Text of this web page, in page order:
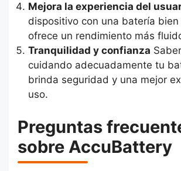
Mejora la experiencia del
dispositivo con una batería
ofrece un rendimiento más
Tranquilidad y confianza
cuidando adecuadamente tu
brinda seguridad y una mejor
uso.
Preguntas
sobre AccuBattery